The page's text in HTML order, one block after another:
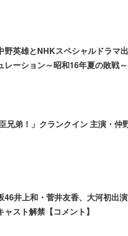
野英雄とNHKスペシャルドラマ
レーション～昭和16年夏の敗戦～
兄弟！」クランクイン 主演・仲
46井上和・菅井友香、大河初出
スト解禁【コメント】